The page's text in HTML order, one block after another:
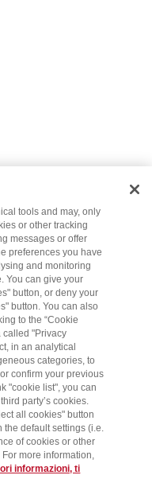
tools and may, only
or other tracking
messages or offer
preferences you have
and monitoring
You can give your
button, or deny your
button. You can also
to the “Cookie
called "Privacy
in an analytical
categories, to
confirm your previous
"cookie list", you can
party’s cookies.
all cookies" button
the default settings (i.e.
of cookies or other
more information,
informazioni, ti